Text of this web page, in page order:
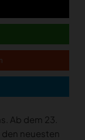
Ab dem 23.
neuesten